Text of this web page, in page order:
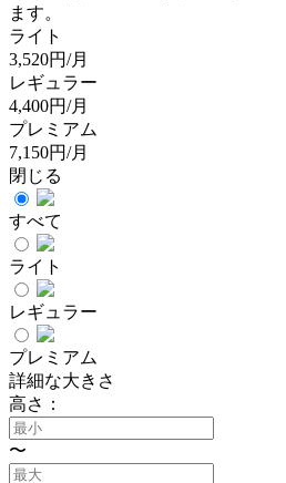
ます。
ライト
3,520円/月
レギュラー
4,400円/月
プレミアム
7,150円/月
閉じる
すべて
ライト
レギュラー
プレミアム
詳細な大きさ
高さ：
〜